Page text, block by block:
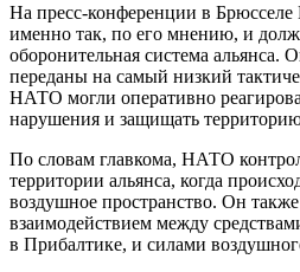
На пресс-конференции в Брюсселе
именно так, по его мнению, и
оборонительная система альянса.
переданы на самый низкий
НАТО могли оперативно
нарушения и защищать
По словам главкома, НАТО
территории альянса, когда
воздушное пространство. Он
взаимодействием между
в Прибалтике, и силами